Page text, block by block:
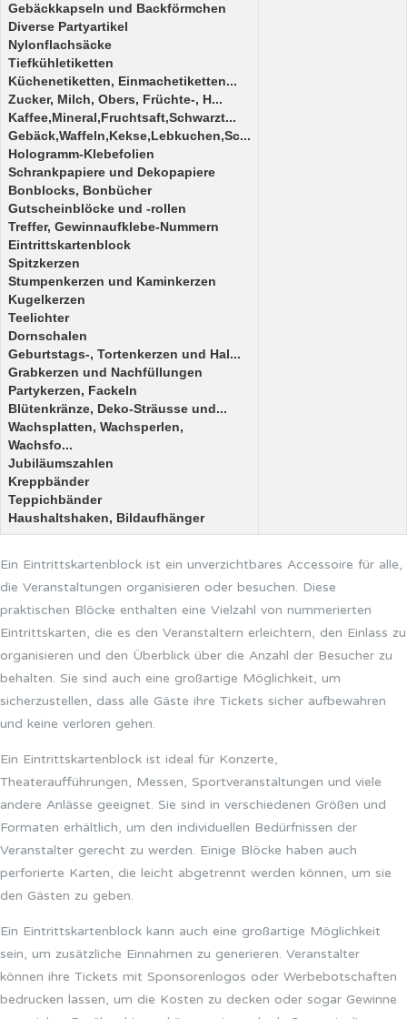
Gebäckkapseln und Backförmchen
Diverse Partyartikel
Nylonflachsäcke
Tiefkühletiketten
Küchenetiketten, Einmachetiketten...
Zucker, Milch, Obers, Früchte-, H...
Kaffee,Mineral,Fruchtsaft,Schwarzt...
Gebäck,Waffeln,Kekse,Lebkuchen,Sc...
Hologramm-Klebefolien
Schrankpapiere und Dekopapiere
Bonblocks, Bonbücher
Gutscheinblöcke und -rollen
Treffer, Gewinnaufklebe-Nummern
Eintrittskartenblock
Spitzkerzen
Stumpenkerzen und Kaminkerzen
Kugelkerzen
Teelichter
Dornschalen
Geburtstags-, Tortenkerzen und Hal...
Grabkerzen und Nachfüllungen
Partykerzen, Fackeln
Blütenkränze, Deko-Sträusse und...
Wachsplatten, Wachsperlen,
Wachsfo...
Jubiläumszahlen
Kreppbänder
Teppichbänder
Haushaltshaken, Bildaufhänger
Ein Eintrittskartenblock ist ein unverzichtbares Accessoire für alle,
die Veranstaltungen organisieren oder besuchen. Diese
praktischen Blöcke enthalten eine Vielzahl von nummerierten
Eintrittskarten, die es den Veranstaltern erleichtern, den Einlass zu
organisieren und den Überblick über die Anzahl der Besucher zu
behalten. Sie sind auch eine großartige Möglichkeit, um
sicherzustellen, dass alle Gäste ihre Tickets sicher aufbewahren
und keine verloren gehen.
Ein Eintrittskartenblock ist ideal für Konzerte,
Theateraufführungen, Messen, Sportveranstaltungen und viele
andere Anlässe geeignet. Sie sind in verschiedenen Größen und
Formaten erhältlich, um den individuellen Bedürfnissen der
Veranstalter gerecht zu werden. Einige Blöcke haben auch
perforierte Karten, die leicht abgetrennt werden können, um sie
den Gästen zu geben.
Ein Eintrittskartenblock kann auch eine großartige Möglichkeit
sein, um zusätzliche Einnahmen zu generieren. Veranstalter
können ihre Tickets mit Sponsorenlogos oder Werbebotschaften
bedrucken lassen, um die Kosten zu decken oder sogar Gewinne